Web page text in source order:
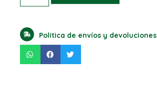
Politica de envíos y devoluciones